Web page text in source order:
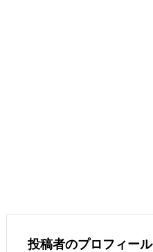
投稿者のプロフィール